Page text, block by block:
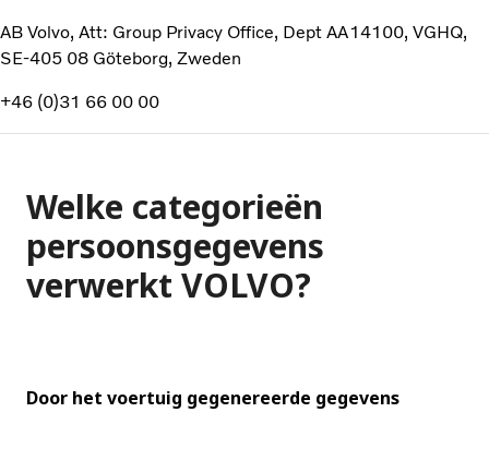
AB Volvo, Att: Group Privacy Office, Dept AA14100, VGHQ,
SE-405 08 Göteborg, Zweden
+46 (0)31 66 00 00
Welke categorieën
persoonsgegevens
verwerkt VOLVO?
Door het voertuig gegenereerde gegevens